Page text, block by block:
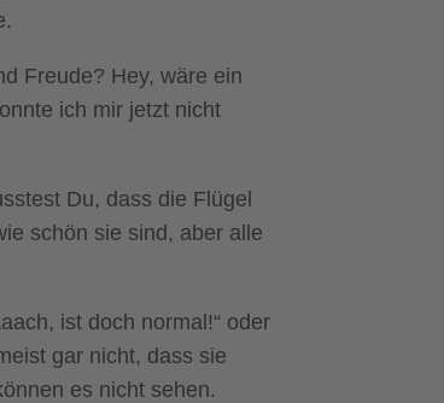
Freude? Hey, wäre ein
ich mir jetzt nicht
Du, dass die Flügel
schön sie sind, aber alle
ist doch normal!“ oder
gar nicht, dass sie
es nicht sehen.